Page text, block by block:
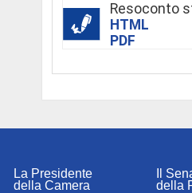
Resoconto
HTML
PDF
La Presidente
della Camera
Il
della